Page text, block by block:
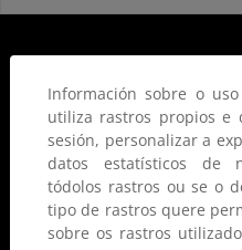
Información sobre o
utiliza rastros propios e
sesión, personalizar a
datos estatísticos de
tódolos rastros ou se o
tipo de rastros quere
sobre os rastros